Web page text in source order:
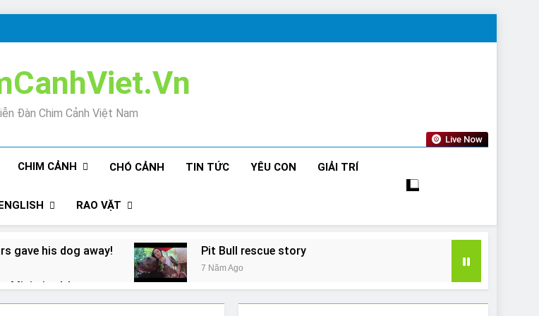
Đàn Chim Cảnh Việt Nam
Live Now
CHIM CẢNH CHÓ CẢNH TIN TỨC YÊU CON GIẢI TRÍ
RAO VẶT
gave his dog away! Pit Bull rescue story
7 Năm Ago
Minimize It!